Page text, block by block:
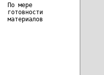
По мере
готовности
материалов